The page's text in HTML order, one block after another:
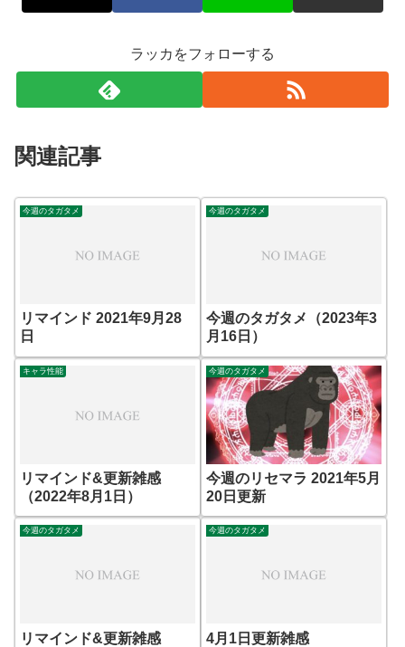
ラッカをフォローする
関連記事
今週のタガタメ
リマインド 2021年9月28
日
今週のタガタメ
今週のタガタメ（2023年3
月16日）
キャラ性能
リマインド&更新雑感
（2022年8月1日）
今週のタガタメ
今週のリセマラ 2021年5月
20日更新
今週のタガタメ
リマインド&更新雑感
今週のタガタメ
4月1日更新雑感